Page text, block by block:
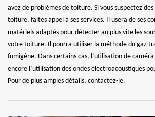
avez de problèmes de toiture. Si vous suspectez
toiture, faites appel à ses services. Il usera de ses
matériels adaptés pour détecter au plus vite les
votre toiture. Il pourra utiliser la méthode du gaz
fumigène. Dans certains cas, l’utilisation de
encore l’utilisation des ondes électroacoustiques
Pour de plus amples détails, contactez-le.